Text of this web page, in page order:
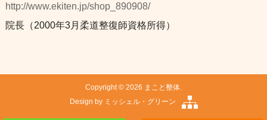
http://www.ekiten.jp/shop_890908/
院長（2000年3月柔道整復師資格所得）
Copyright © 2026 まこと整体.
Design by ミッシェル・グリーン